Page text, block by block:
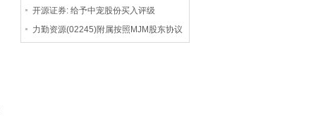
开源证券: 给予中宠股份买入评级
力勤资源(02245)附属按照MJM股东协议